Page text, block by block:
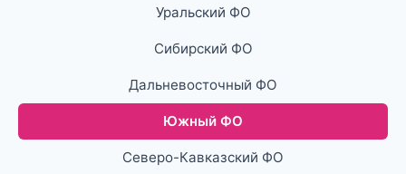
Уральский ФО
Сибирский ФО
Дальневосточный ФО
Южный ФО
Северо-Кавказский ФО